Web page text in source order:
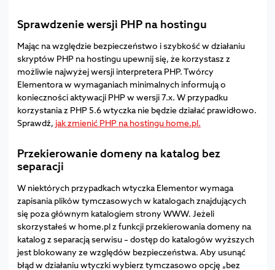
Sprawdzenie wersji PHP na hostingu
Mając na względzie bezpieczeństwo i szybkość w działaniu
skryptów PHP na hostingu upewnij się, że korzystasz z
możliwie najwyżej wersji interpretera PHP. Twórcy
Elementora w wymaganiach minimalnych informują o
konieczności aktywacji PHP w wersji 7.x. W przypadku
korzystania z PHP 5.6 wtyczka nie będzie działać prawidłowo.
Sprawdź, jak zmienić PHP na hostingu home.pl.
Przekierowanie domeny na katalog bez
separacji
W niektórych przypadkach wtyczka Elementor wymaga
zapisania plików tymczasowych w katalogach znajdujących
się poza głównym katalogiem strony WWW. Jeżeli
skorzystałeś w home.pl z funkcji przekierowania domeny na
katalog z separacją serwisu – dostęp do katalogów wyższych
jest blokowany ze względów bezpieczeństwa. Aby usunąć
błąd w działaniu wtyczki wybierz tymczasowo opcję „bez